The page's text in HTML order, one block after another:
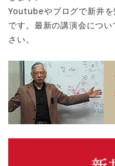
Youtubeやブログで新井
です。最新の講演会につ
さい。